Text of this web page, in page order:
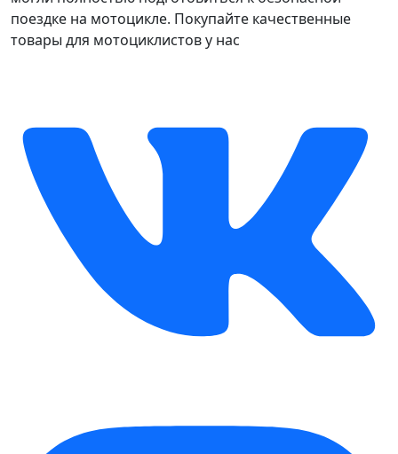
поездке на мотоцикле. Покупайте качественные
товары для мотоциклистов у нас